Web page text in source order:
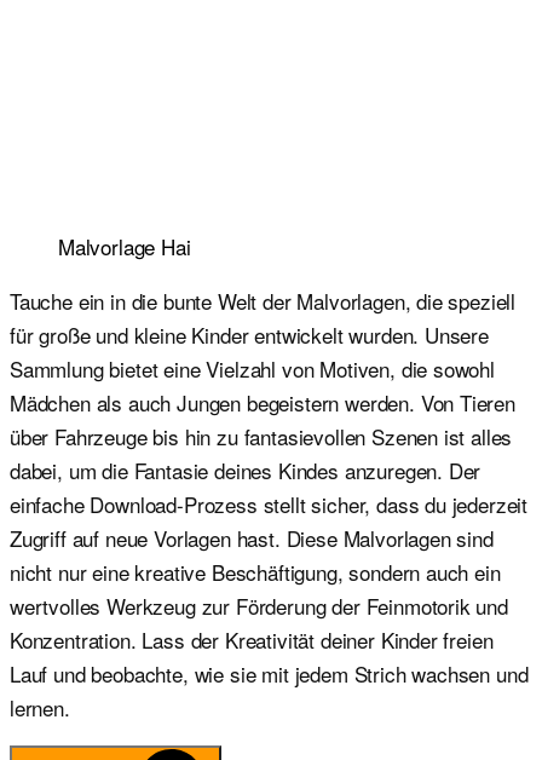
Malvorlage Hai
Tauche ein in die bunte Welt der Malvorlagen, die speziell
für große und kleine Kinder entwickelt wurden. Unsere
Sammlung bietet eine Vielzahl von Motiven, die sowohl
Mädchen als auch Jungen begeistern werden. Von Tieren
über Fahrzeuge bis hin zu fantasievollen Szenen ist alles
dabei, um die Fantasie deines Kindes anzuregen. Der
einfache Download-Prozess stellt sicher, dass du jederzeit
Zugriff auf neue Vorlagen hast. Diese Malvorlagen sind
nicht nur eine kreative Beschäftigung, sondern auch ein
wertvolles Werkzeug zur Förderung der Feinmotorik und
Konzentration. Lass der Kreativität deiner Kinder freien
Lauf und beobachte, wie sie mit jedem Strich wachsen und
lernen.